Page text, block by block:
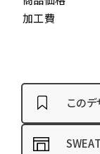
加工費
この